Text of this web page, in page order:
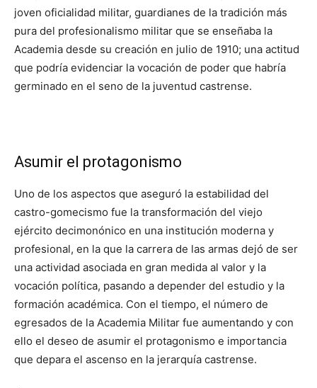
joven oficialidad militar, guardianes de la tradición más
pura del profesionalismo militar que se enseñaba la
Academia desde su creación en julio de 1910; una actitud
que podría evidenciar la vocación de poder que habría
germinado en el seno de la juventud castrense.
Asumir el protagonismo
Uno de los aspectos que aseguró la estabilidad del
castro-gomecismo fue la transformación del viejo
ejército decimonónico en una institución moderna y
profesional, en la que la carrera de las armas dejó de ser
una actividad asociada en gran medida al valor y la
vocación política, pasando a depender del estudio y la
formación académica. Con el tiempo, el número de
egresados de la Academia Militar fue aumentando y con
ello el deseo de asumir el protagonismo e importancia
que depara el ascenso en la jerarquía castrense.